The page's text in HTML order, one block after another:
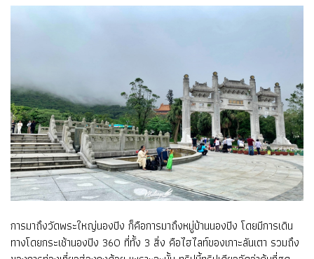
การมาถึงวัดพระใหญ่นองปิง ก็คือการมาถึงหมู่บ้านนองปิง โดยมีการเดิน
ทางโดยกระเช้านองปิง 360 ที่ทั้ง 3 สิ่ง คือไฮไลท์ของเกาะลันเตา รวมถึง